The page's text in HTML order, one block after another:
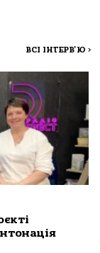
ВСІ ІНТЕРВ'Ю >